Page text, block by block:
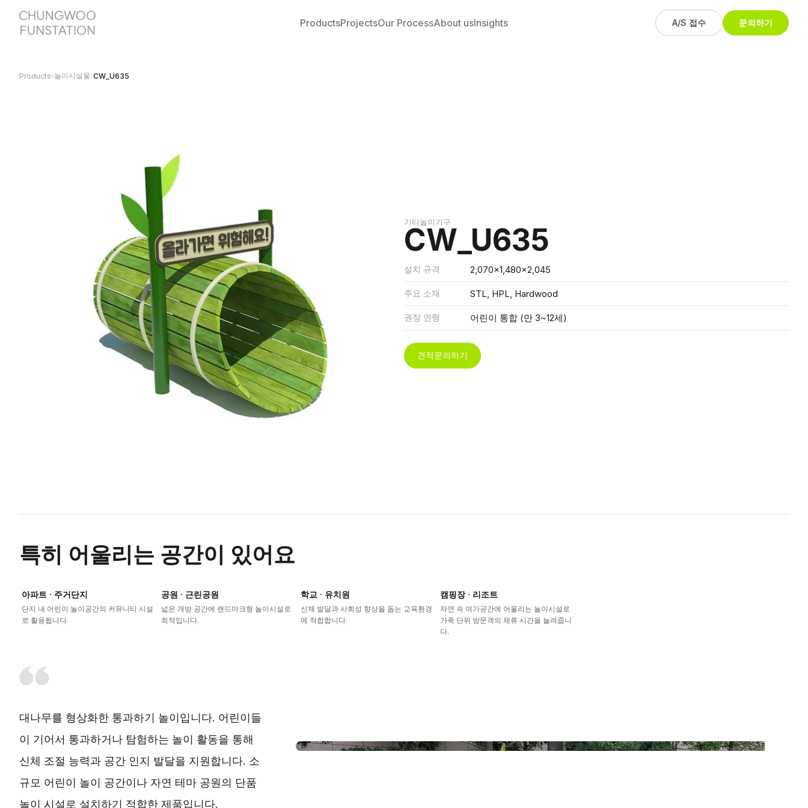
ProductsProjectsOur ProcessAbout usInsights A/S 접수 문의하기
Products›놀이시설물›CW_U635
기타놀이기구
CW_U635
설치 규격 2,070x1,480x2,045
주요 소재 STL, HPL, Hardwood
권장 연령 어린이 통합 (만 3~12세)
견적문의하기
특히 어울리는 공간이 있어요
아파트 · 주거단지
단지 내 어린이 놀이공간의 커뮤니티 시설
로 활용됩니다.
공원 · 근린공원
넓은 개방 공간에 랜드마크형 놀이시설로
최적입니다.
학교 · 유치원
신체 발달과 사회성 향상을 돕는 교육환경
에 적합합니다.
캠핑장 · 리조트
자연 속 여가공간에 어울리는 놀이시설로
가족 단위 방문객의 체류 시간을 늘려줍니
다.
대나무를 형상화한 통과하기 놀이입니다. 어린이들
이 기어서 통과하거나 탐험하는 놀이 활동을 통해
신체 조절 능력과 공간 인지 발달을 지원합니다. 소
규모 어린이 놀이 공간이나 자연 테마 공원의 단품
놀이 시설로 설치하기 적합한 제품입니다.